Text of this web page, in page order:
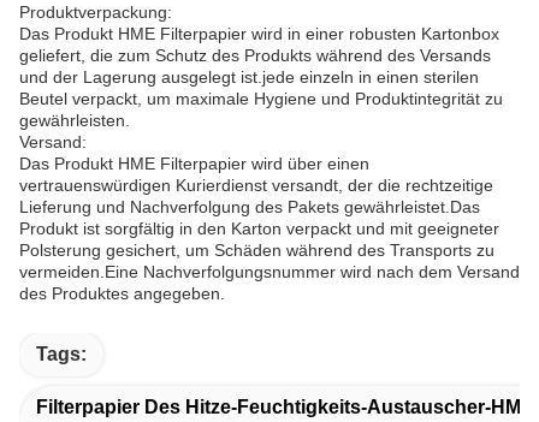
Produktverpackung:
Das Produkt HME Filterpapier wird in einer robusten Kartonbox
geliefert, die zum Schutz des Produkts während des Versands
und der Lagerung ausgelegt ist.jede einzeln in einen sterilen
Beutel verpackt, um maximale Hygiene und Produktintegrität zu
gewährleisten.
Versand:
Das Produkt HME Filterpapier wird über einen
vertrauenswürdigen Kurierdienst versandt, der die rechtzeitige
Lieferung und Nachverfolgung des Pakets gewährleistet.Das
Produkt ist sorgfältig in den Karton verpackt und mit geeigneter
Polsterung gesichert, um Schäden während des Transports zu
vermeiden.Eine Nachverfolgungsnummer wird nach dem Versand
des Produktes angegeben.
Tags:
Filterpapier Des Hitze-Feuchtigkeits-Austauscher-HME